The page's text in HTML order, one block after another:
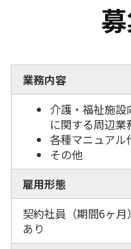
業務内容
介護・福祉施設
に関する周辺業
各種マニュアル
その他
雇用形態
契約社員（期間6ヶ
あり